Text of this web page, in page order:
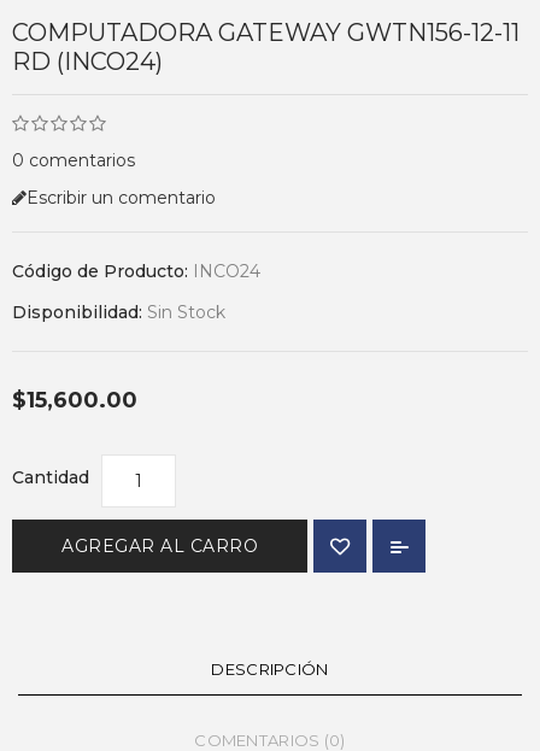
COMPUTADORA GATEWAY GWTN156-12-11
RD (INCO24)
0 comentarios
Escribir un comentario
Código de Producto: INCO24
Disponibilidad: Sin Stock
$15,600.00
Cantidad
AGREGAR AL CARRO
DESCRIPCIÓN
COMENTARIOS (0)